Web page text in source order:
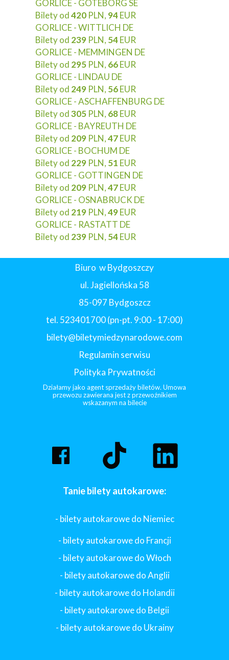
GORLICE - GOTEBORG SE
Bilety od420 PLN, 94EUR
GORLICE - WITTLICH DE
Bilety od 239 PLN, 54EUR
GORLICE - MEMMINGEN DE
Bilety od 295 PLN, 66EUR
GORLICE - LINDAU DE
Bilety od 249 PLN, 56EUR
GORLICE - ASCHAFFENBURG DE
Bilety od305 PLN, 68EUR
GORLICE - BAYREUTH DE
Bilety od 209 PLN,47EUR
GORLICE - BOCHUM DE
Bilety od 229 PLN, 51 EUR
GORLICE - GOTTINGEN DE
Bilety od 209 PLN,47EUR
GORLICE - OSNABRUCK DE
Bilety od 219 PLN,49EUR
GORLICE - RASTATT DE
Bilety od 239 PLN, 54EUR
Tanie bilety autokarowe:
- bilety autokarowe do Niemiec
- bilety autokarowe do Francji
- bilety autokarowe do Włoch
- bilety autokarowe do Anglii
- bilety autokarowe do Holandii
- bilety autokarowe do Belgii
- bilety autokarowe do Ukrainy
Biuro w Bydgoszczy
ul. Jagiellońska 58
85-097 Bydgoszcz
tel. 523401700 (pn-pt. 9:00 - 17:00)
bilety@biletymiedzynarodowe.com
Regulamin serwisu
Polityka Prywatności
Działamy jako agent sprzedaży biletów. Umowa
przewozu zawierana jest z przewoźnikiem
wskazanym na bilecie